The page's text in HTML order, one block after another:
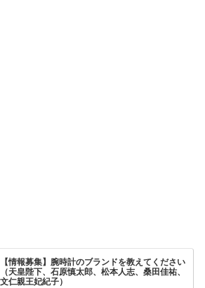
【情報募集】腕時計のブランドを教えてください
（天皇陛下、石原慎太郎、松本人志、桑田佳祐、
文仁親王妃紀子）